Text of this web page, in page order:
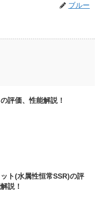
ブルー
評価、性能解説！
ト(水属性恒常SSR)の評
説！